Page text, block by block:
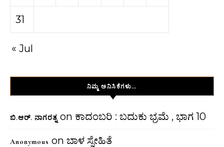
31
« Jul
ನಿಮ್ಮ ಅನಿಸಿಕೆಗಳು…
ಬಿ.ಆರ್. ನಾಗರತ್ನ on ಕಾದಂಬರಿ : ಬದುಕು ಭ್ರಮೆ , ಭಾಗ 10
Anonymous on ಬಾಳ ಸ್ನೇಹಿತೆ